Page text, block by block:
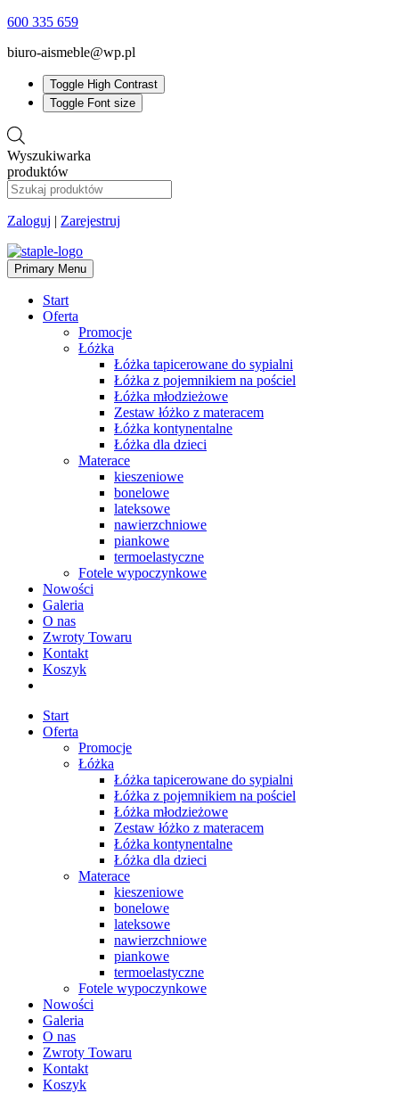
600 335 659
biuro-aismeble@wp.pl
Toggle High Contrast
Toggle Font size
Wyszukiwarka
produktów
Zaloguj | Zarejestruj
Primary Menu
Start
Oferta
Promocje
Łóżka
Łóżka tapicerowane do sypialni
Łóżka z pojemnikiem na pościel
Łóżka młodzieżowe
Zestaw łóżko z materacem
Łóżka kontynentalne
Łóżka dla dzieci
Materace
kieszeniowe
bonelowe
lateksowe
nawierzchniowe
piankowe
termoelastyczne
Fotele wypoczynkowe
Nowości
Galeria
O nas
Zwroty Towaru
Kontakt
Koszyk
Start
Oferta
Promocje
Łóżka
Łóżka tapicerowane do sypialni
Łóżka z pojemnikiem na pościel
Łóżka młodzieżowe
Zestaw łóżko z materacem
Łóżka kontynentalne
Łóżka dla dzieci
Materace
kieszeniowe
bonelowe
lateksowe
nawierzchniowe
piankowe
termoelastyczne
Fotele wypoczynkowe
Nowości
Galeria
O nas
Zwroty Towaru
Kontakt
Koszyk